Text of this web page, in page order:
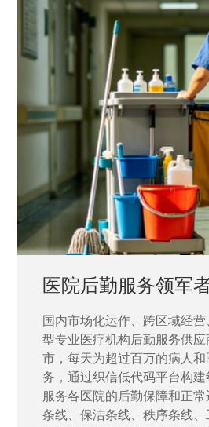
中国兵器工业集
国家“一五”期间156个重点项
高新技术企业，在信息化升
量“小、散、碎”的信息化需求
力资源进行开发，通过引入
决当下遇到的各类业务难题
效率。